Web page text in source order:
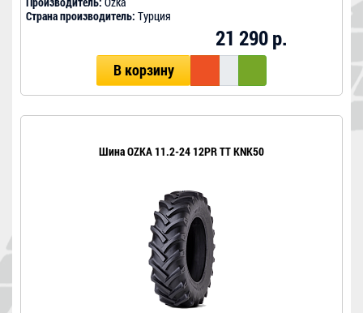
Страна производитель: Турция
21 290 р.
В корзину
Шина OZKA 11.2-24 12PR TT KNK50